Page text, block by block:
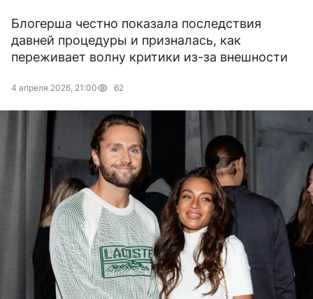
Блогерша честно показала последствия
давней процедуры и призналась, как
переживает волну критики из-за внешности
4 апреля 2026, 21:00 62